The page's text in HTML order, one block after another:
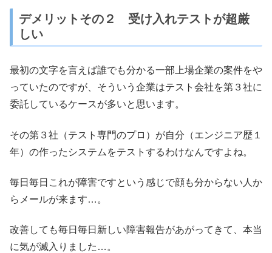
デメリットその２ 受け入れテストが超厳
しい
最初の文字を言えば誰でも分かる一部上場企業の案件をや
っていたのですが、そういう企業はテスト会社を第３社に
委託しているケースが多いと思います。
その第３社（テスト専門のプロ）が自分（エンジニア歴１
年）の作ったシステムをテストするわけなんですよね。
毎日毎日これが障害ですという感じで顔も分からない人か
らメールが来ます…。
改善しても毎日毎日新しい障害報告があがってきて、本当
に気が滅入りました…。